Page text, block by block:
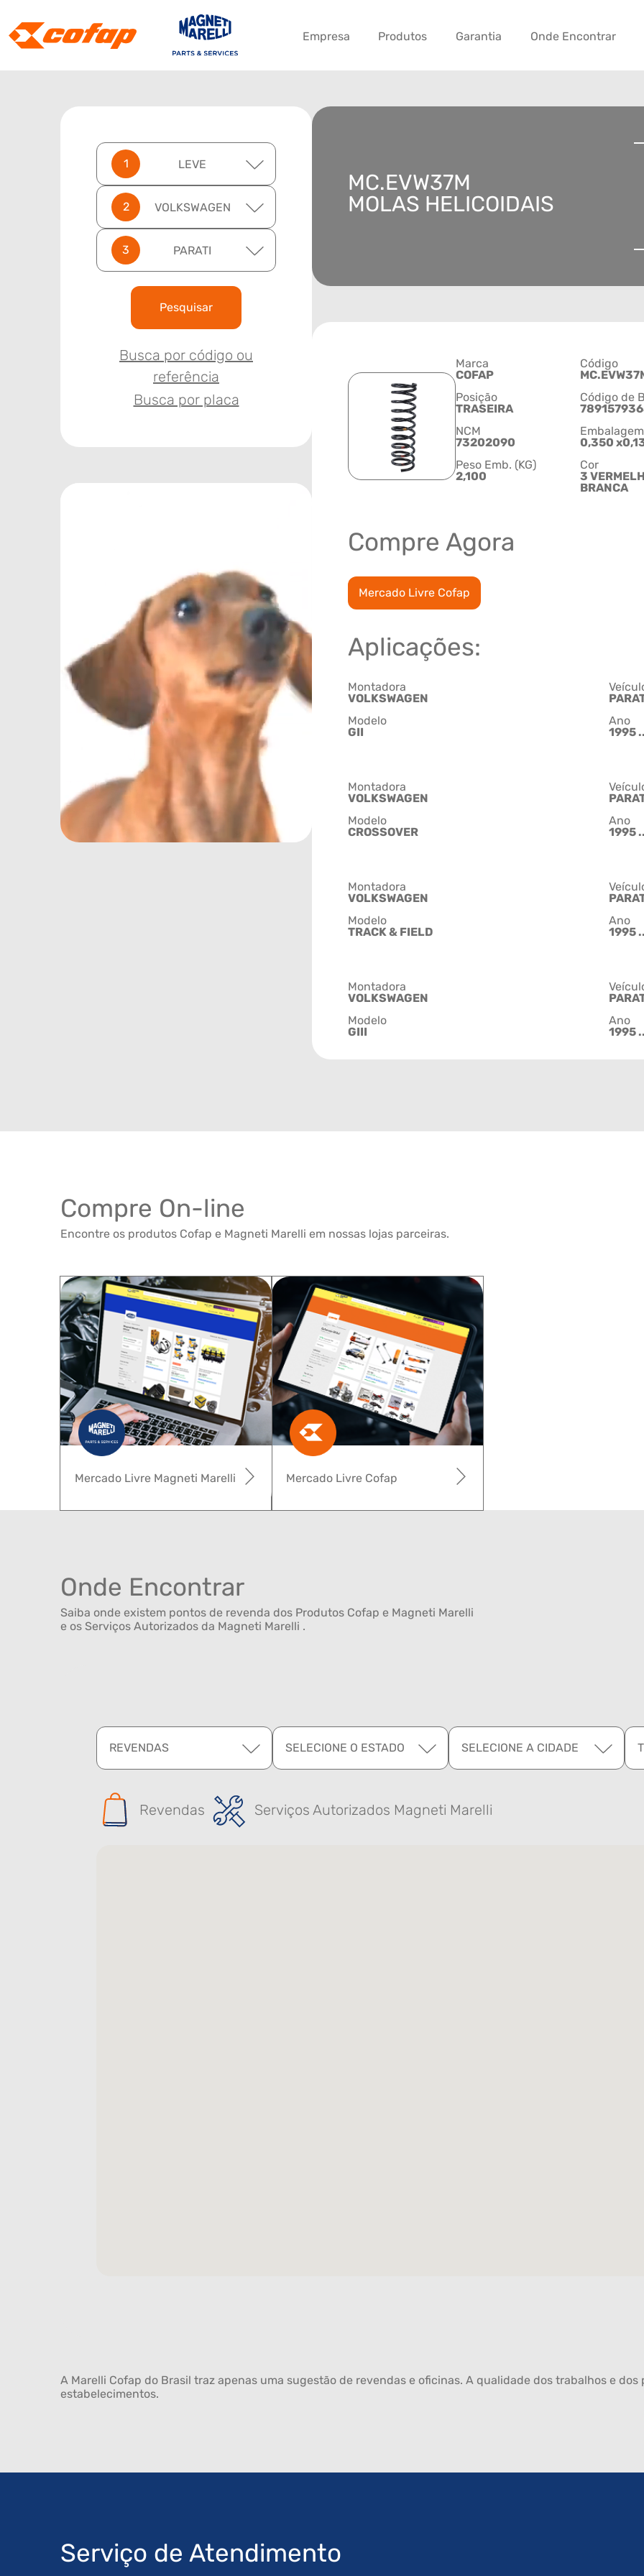
Empresa Produtos Garantia Onde Encontrar
LEVE
VOLKSWAGEN
PARATI
Pesquisar
Busca por código ou
referência
Busca por placa
MC.EVW37M
MOLAS HELICOIDAIS
Marca
COFAP
Código
Posição
TRASEIRA
Código de
NCM
73202090
0,350
Peso Emb. (KG)
2,100
Cor
3
BRANCA
Compre Agora
Mercado Livre Cofap
Aplicações:
Montadora
VOLKSWAGEN
Modelo
GII
Ano
1995
Montadora
VOLKSWAGEN
Modelo
CROSSOVER
Ano
1995
Montadora
VOLKSWAGEN
Modelo
TRACK & FIELD
Ano
1995
Montadora
VOLKSWAGEN
Modelo
GIII
Ano
1995
Compre On-line
Encontre os produtos Cofap e Magneti Marelli em nossas lojas parceiras.
Mercado Livre Cofap
Mercado Livre Magneti Marelli
Onde Encontrar
Saiba onde existem pontos de revenda dos Produtos Cofap e Magneti Marelli
e os Serviços Autorizados da Magneti Marelli .
REVENDAS SELECIONE O ESTADO SELECIONE A CIDADE
Revendas Serviços Autorizados Magneti Marelli
A Marelli Cofap do Brasil traz apenas uma sugestão de revendas e oficinas. A qualidade dos trabalhos e
estabelecimentos.
Serviço de Atendimento